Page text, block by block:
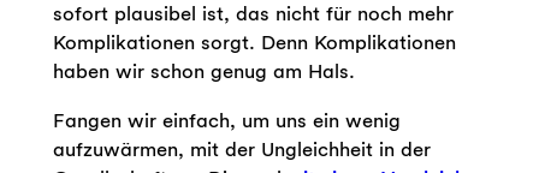
sofort plausibel ist, das nicht für noch mehr
Komplikationen sorgt. Denn Komplikationen
haben wir schon genug am Hals.
Fangen wir einfach, um uns ein wenig
aufzuwärmen, mit der Ungleichheit in der